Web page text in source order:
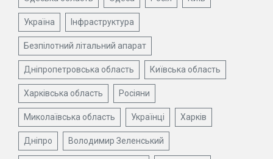
Україна Інфраструктура
Безпілотний літальний апарат
Дніпропетровська область Київська область
Харківська область Росіяни
Миколаївська область Українці Харків
Дніпро Володимир Зеленський